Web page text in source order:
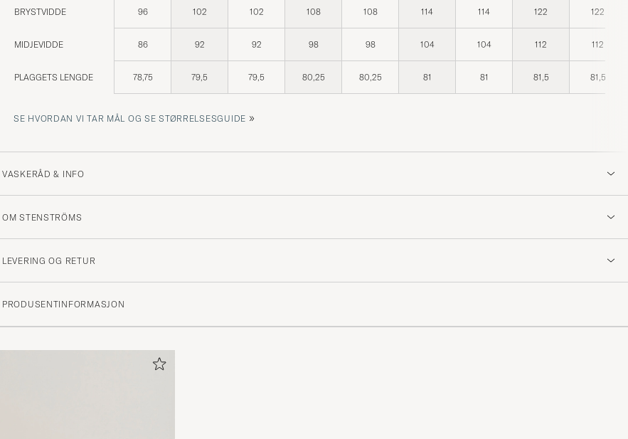
BRYSTVIDDE 96 102 102 108 108 114 114 122 122
MIDJEVIDDE 86 92 92 98 98 104 104 112 112
PLAGGETS LENGDE 78,75 79,5 79,5 80,25 80,25 81 81 81,5 81,5
SE HVORDAN VI TAR MÅL OG SE STØRRELSESGUIDE »
VASKERÅD & INFO
OM STENSTRÖMS
LEVERING OG RETUR
PRODUSENTINFORMASJON